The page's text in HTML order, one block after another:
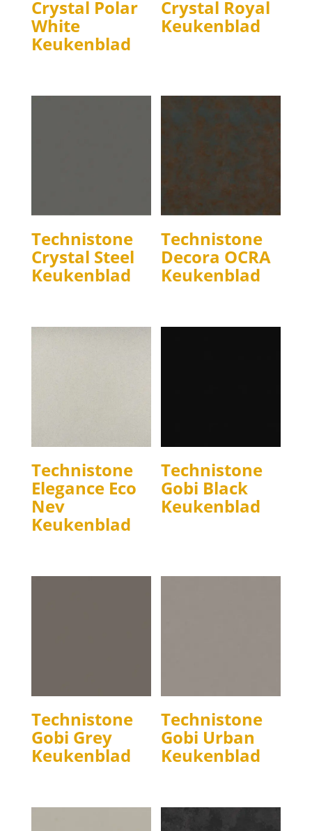
Crystal Polar
White
Keukenblad
Crystal Royal
Keukenblad
Technistone
Crystal Steel
Keukenblad
Technistone
Decora OCRA
Keukenblad
Technistone
Elegance Eco
Nev
Keukenblad
Technistone
Gobi Black
Keukenblad
Technistone
Gobi Grey
Keukenblad
Technistone
Gobi Urban
Keukenblad